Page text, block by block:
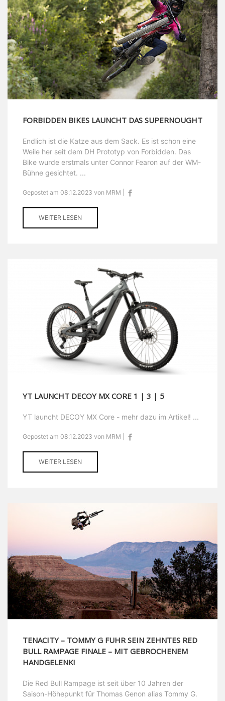
FORBIDDEN BIKES LAUNCHT DAS SUPERNOUGHT
Endlich ist die Katze aus dem Sack. Es ist schon eine
Weile her seit dem DH Prototyp von Forbidden. Das
Bike wurde erstmals unter Connor Fearon auf der WM-
Bühne gesichtet. ...
Gepostet am 08.12.2023 von MRM |
WEITER LESEN
YT LAUNCHT DECOY MX CORE 1 | 3 | 5
YT launcht DECOY MX Core - mehr dazu im Artikel! ...
Gepostet am 08.12.2023 von MRM |
WEITER LESEN
TENACITY – TOMMY G FUHR SEIN ZEHNTES RED
BULL RAMPAGE FINALE – MIT GEBROCHENEM
HANDGELENK!
Die Red Bull Rampage ist seit über 10 Jahren der
Saison-Höhepunkt für Thomas Genon alias Tommy G.